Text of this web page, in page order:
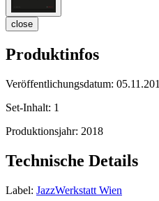
close
Produktinfos
Veröffentlichungsdatum:
Set-Inhalt: 1
Produktionsjahr: 2018
Technische Details
Label: JazzWerkstatt Wien